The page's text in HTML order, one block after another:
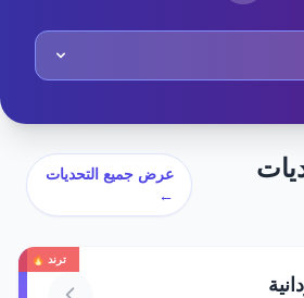
عرض جميع التحديات
←
ترند 🔥